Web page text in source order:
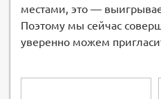
местами, это —
Поэтому мы сейчас
уверенно можем